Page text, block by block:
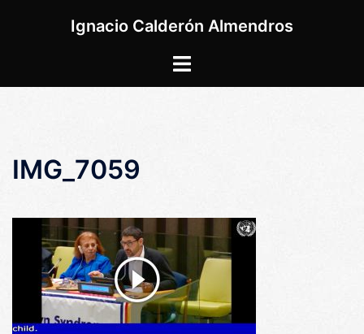
Ignacio Calderón Almendros
Alternar
IMG_7059